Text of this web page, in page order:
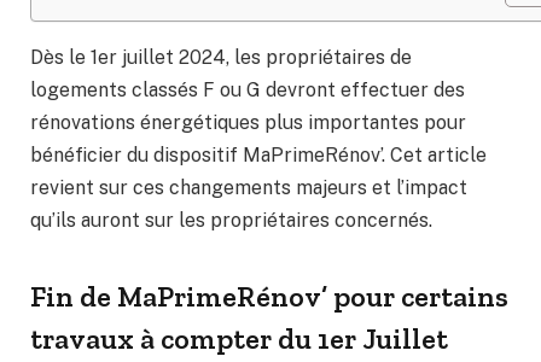
Dès le 1er juillet 2024, les propriétaires de
logements classés F ou G devront effectuer des
rénovations énergétiques plus importantes pour
bénéficier du dispositif MaPrimeRénov’. Cet article
revient sur ces changements majeurs et l’impact
qu’ils auront sur les propriétaires concernés.
Fin de MaPrimeRénov’ pour certains
travaux à compter du 1er Juillet